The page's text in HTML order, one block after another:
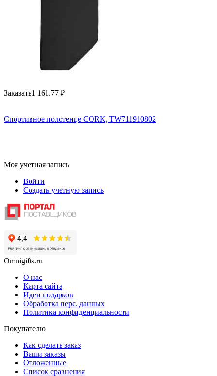
Заказать1 161.77 ₽
Спортивное полотенце CORK, TW711910802
Моя учетная запись
Войти
Создать учетную запись
Omnigifts.ru
О нас
Карта сайта
Идеи подарков
Обработка перс. данных
Политика конфиденциальности
Покупателю
Как сделать заказ
Ваши заказы
Отложенные
Список сравнения